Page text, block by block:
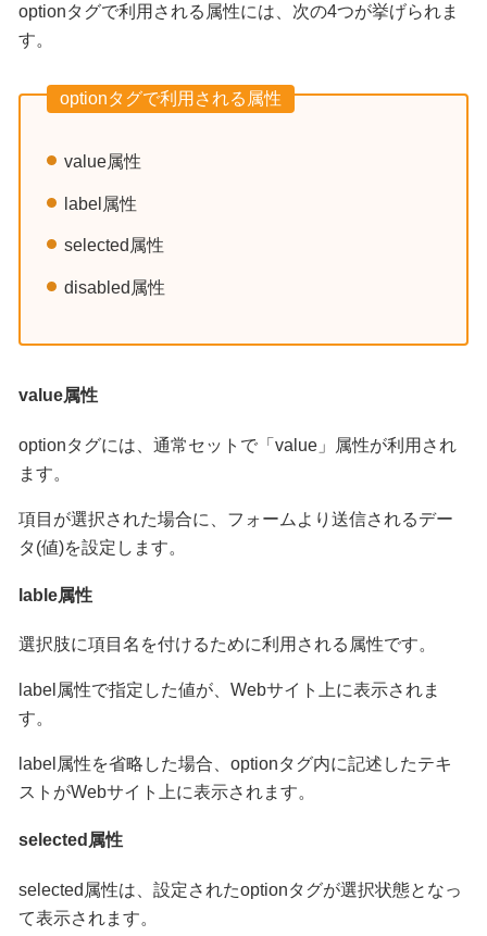
optionタグで利用される属性には、次の4つが挙げられま
す。
optionタグで利用される属性
value属性
label属性
selected属性
disabled属性
value属性
optionタグには、通常セットで「value」属性が利用され
ます。
項目が選択された場合に、フォームより送信されるデー
タ(値)を設定します。
lable属性
選択肢に項目名を付けるために利用される属性です。
label属性で指定した値が、Webサイト上に表示されま
す。
label属性を省略した場合、optionタグ内に記述したテキ
ストがWebサイト上に表示されます。
selected属性
selected属性は、設定されたoptionタグが選択状態となっ
て表示されます。